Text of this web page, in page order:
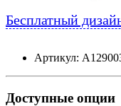
Бесплатный
Артикул:
Доступные опции